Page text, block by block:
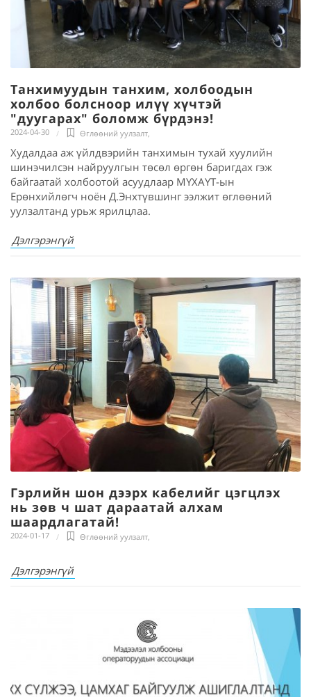
Танхимуудын танхим, холбоодын
холбоо болсноор илүү хүчтэй
"дуугарах" боломж бүрдэнэ!
2024-04-30 Өглөөний уулзалт,
Худалдаа аж үйлдвэрийн танхимын тухай хуулийн
шинэчилсэн найруулгын төсөл өргөн баригдах гэж
байгаатай холбоотой асуудлаар МҮХАҮТ-ын
Ерөнхийлөгч ноён Д.Энхтүвшинг ээлжит өглөөний
уулзалтанд урьж ярилцлаа.
Дэлгэрэнгүй
Гэрлийн шон дээрх кабелийг цэгцлэх
нь зөв ч шат дараатай алхам
шаардлагатай!
2024-01-17 Өглөөний уулзалт,
Дэлгэрэнгүй